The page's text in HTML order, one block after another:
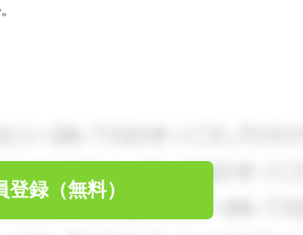
登録（無料）